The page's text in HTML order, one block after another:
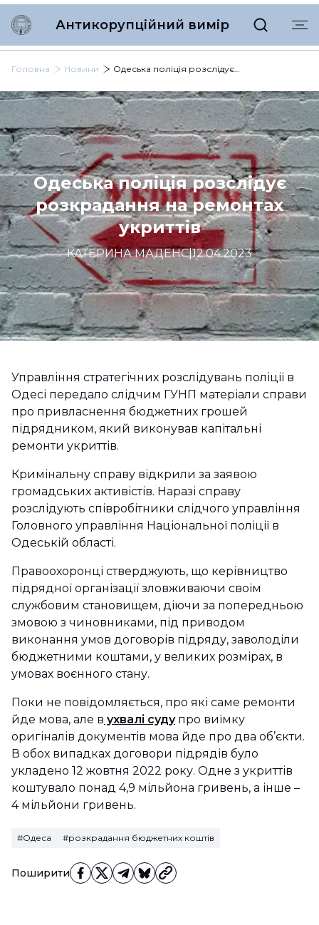
Антикорупційний вимір
Головна Новини Одеська поліція розслідує розкрадання на ремонтах укриттів
Одеська поліція розслідує
розкрадання на ремонтах
укриттів
КАТЕРИНА МАДЕНС|12.04.2023
Поширити
Управління стратегічних розслідувань поліції в
Одесі передало слідчим ГУНП матеріали справи
про привласнення бюджетних грошей
підрядником, який виконував капітальні
ремонти укриттів.
Кримінальну справу відкрили за заявою
громадських активістів. Наразі справу
розслідують співробітники слідчого управління
Головного управління Національної поліції в
Одеській області.
Правоохоронці стверджують, що керівництво
підрядної організації зловживаючи своїм
службовим становищем, діючи за попередньою
змовою з чиновниками, під приводом
виконання умов договорів підряду, заволоділи
бюджетними коштами, у великих розмірах, в
умовах воєнного стану.
Поки не повідомляється, про які саме ремонти
йде мова, але в ухвалі судупро виїмку
оригіналів документів мова йде про два об’єкти.
В обох випадках договори підрядів було
укладено 12 жовтня 2022 року. Одне з укриттів
коштувало понад 4,9 мільйона гривень, а інше –
4 мільйони гривень.
#Одеса #розкрадання бюджетних коштів